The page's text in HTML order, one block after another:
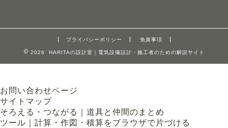
プライバシーポリシー 免責事項
2026 HARITAの設計室｜電気設備設計・施工者のための解説サイト
お問い合わせページ
サイトマップ
そろえる・つながる｜道具と仲間のまとめ
ツール｜計算・作図・積算をブラウザで片づける